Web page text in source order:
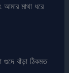
মাথা ধরে
বাঁড়া ঠিকমত